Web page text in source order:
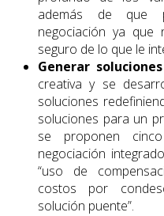
además de que
negociación ya que
seguro de lo que le
Generar
creativa y se
soluciones
soluciones para un
se proponen
negociación
“uso de
costos por
solución puente”.